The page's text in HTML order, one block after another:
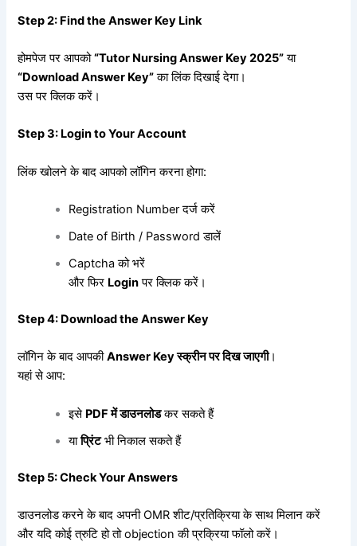
Step 2: Find the Answer Key Link
होमपेज पर आपको“Tutor Nursing Answer Key 2025”या
“Download Answer Key”का लिंक दिखाई देगा।
उस पर क्लिक करें।
Step 3: Login to Your Account
लिंक खोलने के बाद आपको लॉगिन करना होगा:
Registration Number दर्ज करें
Date of Birth / Password डालें
Captcha को भरें
और फिर Loginपर क्लिक करें।
Step 4: Download the Answer Key
लॉगिन के बाद आपकीAnswer Keyस्क्रीनपरदिखजाएगी।
यहां से आप:
इसे PDFमेंडाउनलोडकर सकते हैं
याप्रिंटभी निकाल सकते हैं
Step 5: Check Your Answers
डाउनलोड करने के बाद अपनी OMR शीट/प्रतिक्रिया के साथ मिलान करें
और यदि कोई त्रुटि हो तो objection की प्रक्रिया फॉलो करें।